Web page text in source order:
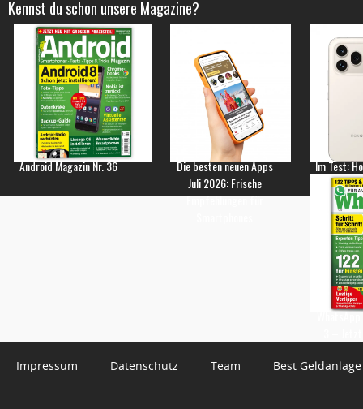
Kennst du schon unsere Magazine?
Android Magazin Nr. 36
Die besten neuen Apps
Juli 2026: Frische
Empfehlungen für
Im Test:
Impressum Datenschutz Team Best Geldanlage